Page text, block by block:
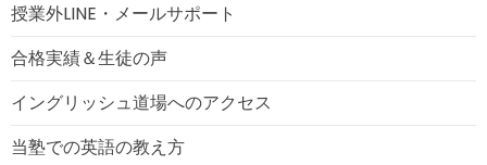
授業外LINE・メールサポート
合格実績＆生徒の声
イングリッシュ道場へのアクセス
当塾での英語の教え方